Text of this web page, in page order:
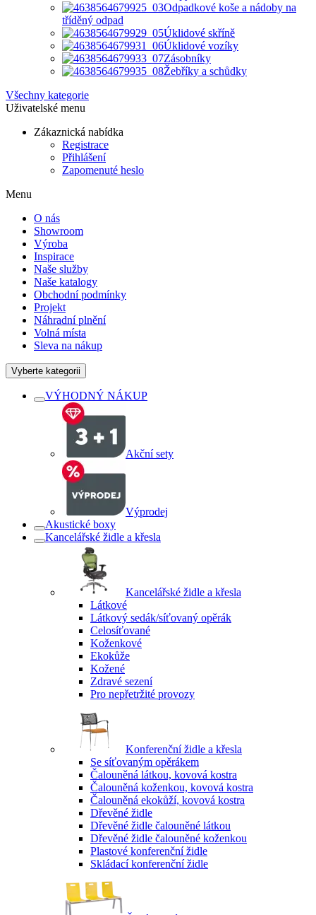
Odpadkové koše a nádoby na
tříděný odpad
Úklidové skříně
Úklidové vozíky
Zásobníky
Žebříky a schůdky
Všechny kategorie
Uživatelské menu
Zákaznická nabídka
Registrace
Přihlášení
Zapomenuté heslo
Menu
O nás
Showroom
Výroba
Inspirace
Naše služby
Naše katalogy
Obchodní podmínky
Projekt
Náhradní plnění
Volná místa
Sleva na nákup
Vyberte kategorii
VÝHODNÝ NÁKUP
Akční sety
Výprodej
Akustické boxy
Kancelářské židle a křesla
Kancelářské židle a křesla
Látkové
Látkový sedák/síťovaný opěrák
Celosíťované
Koženkové
Ekokůže
Kožené
Zdravé sezení
Pro nepřetržité provozy
Konferenční židle a křesla
Se síťovaným opěrákem
Čalouněná látkou, kovová kostra
Čalouněná koženkou, kovová kostra
Čalouněná ekokůží, kovová kostra
Dřevěné židle
Dřevěné židle čalouněné látkou
Dřevěné židle čalouněné koženkou
Plastové konferenční židle
Skládací konferenční židle